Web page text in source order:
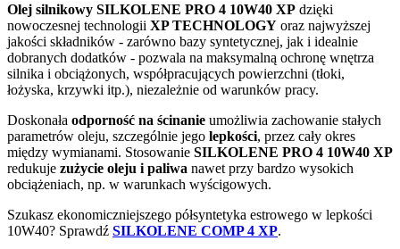
Olej silnikowy SILKOLENE PRO 4 10W40 XP dzięki
nowoczesnej technologii XP TECHNOLOGY oraz najwyższej
jakości składników - zarówno bazy syntetycznej, jak i idealnie
dobranych dodatków - pozwala na maksymalną ochronę wnętrza
silnika i obciążonych, współpracujących powierzchni (tłoki,
łożyska, krzywki itp.), niezależnie od warunków pracy.
Doskonała odporność na ścinanie umożliwia zachowanie stałych
parametrów oleju, szczególnie jego lepkości, przez cały okres
między wymianami. Stosowanie SILKOLENE PRO 4 10W40 XP
redukuje zużycie oleju i paliwa nawet przy bardzo wysokich
obciążeniach, np. w warunkach wyścigowych.
Szukasz ekonomiczniejszego półsyntetyka estrowego w lepkości
10W40? Sprawdź SILKOLENE COMP 4 XP.